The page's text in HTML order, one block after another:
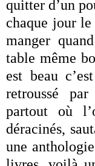
quitter d’un
chaque jour
manger
table même
est beau
retroussé
partout où
déracinés,
une